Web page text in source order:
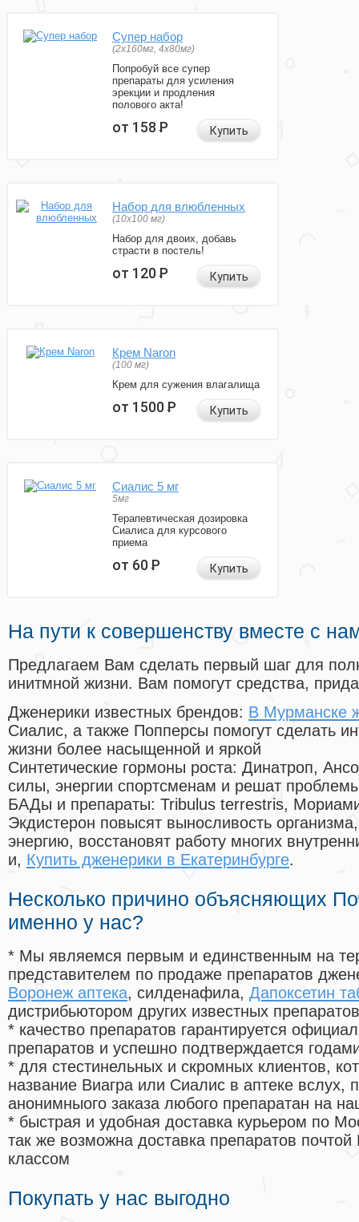
Супер набор
(2х160мг, 4х80мг)
Попробуй все супер
препараты для усиления
эрекции и продления
полового акта!
от 158Р Купить
Набор для влюбленных
(10х100 мг)
Набор для двоих, добавь
страсти в постель!
от 120Р Купить
Крем Naron
(100 мг)
Крем для сужения влагалища
от 1500Р Купить
Сиалис 5 мг
5мг
Терапевтическая дозировка
Сиалиса для курсового
приема
от 60Р Купить
На пути к совершенству вместе с
Предлагаем Вам сделать первый шаг для
инитмной жизни. Вам помогут средства,
Дженерики известных брендов: В Мурманске
Сиалис, а также Попперсы помогут сделать
жизни более насыщенной и яркой
Синтетические гормоны роста: Динатроп,
силы, энергии спортсменам и решат
БАДы и препараты: Tribulus terrestris,
Экдистерон повысят выносливость
энергию, восстановят работу многих
и, Купить дженерики в Екатеринбурге.
Несколько причино объясняющих
именно у нас?
* Мы являемся первым и единственным на
представителем по продаже препаратов
Воронеж аптека, силденафила, Дапоксетин
дистрибьютором других известных препаратов
* качество препаратов гарантируется
препаратов и успешно подтверждается
* для стестинельных и скромных клиентов,
название Виагра или Сиалис в аптеке вслух,
анонимныого заказа любого препаратан на
* быстрая и удобная доставка курьером по
так же возможна доставка препаратов
классом
Покупать у нас выгодно